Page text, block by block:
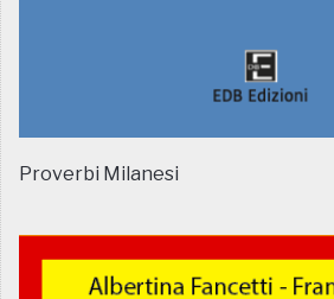
Proverbi Milanesi